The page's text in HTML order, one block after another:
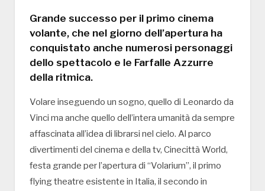
Grande successo per il primo cinema
volante, che nel giorno dell’apertura ha
conquistato anche numerosi personaggi
dello spettacolo e le Farfalle Azzurre
della ritmica.
Volare inseguendo un sogno, quello di Leonardo da
Vinci ma anche quello dell’intera umanità da sempre
affascinata all’idea di librarsi nel cielo. Al parco
divertimenti del cinema e della tv, Cinecittà World,
festa grande per l’apertura di “Volarium”, il primo
flying theatre esistente in Italia, il secondo in